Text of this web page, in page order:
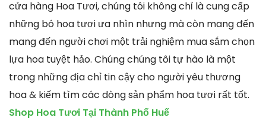
cửa hàng Hoa Tươi, chúng tôi không chỉ là cung cấp
những bó hoa tươi ưa nhìn nhưng mà còn mang đến
mang đến người chơi một trải nghiệm mua sắm chọn
lựa hoa tuyệt hảo. Chúng chúng tôi tự hào là một
trong những địa chỉ tin cậy cho người yêu thương
hoa & kiếm tìm các dòng sản phẩm hoa tươi rất tốt.
Shop Hoa Tươi Tại Thành Phố Huế